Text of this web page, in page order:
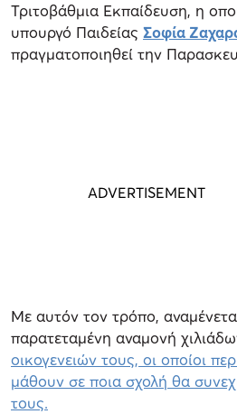
Τριτοβάθμια Εκπαίδευση, η
υπουργό Παιδείας Σοφία
πραγματοποιηθεί την
Με αυτόν τον τρόπο,
παρατεταμένη αναμονή
οικογενειών τους, οι οποίοι
μάθουν σε ποια σχολή θα
τους.